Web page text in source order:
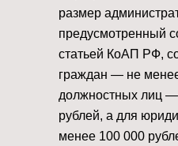
размер
предусмотренный
статьей КоАП РФ,
граждан — не
должностных лиц
рублей, а для
менее 100 000